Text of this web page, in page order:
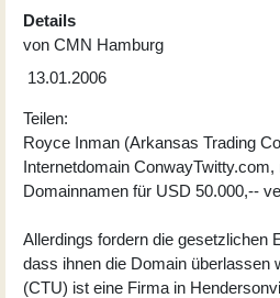
Details
von CMN Hamburg
13.01.2006
Teilen:
Royce Inman (Arkansas Trading
Internetdomain ConwayTwitty.com,
Domainnamen für USD 50.000,--
Allerdings fordern die gesetzlichen
dass ihnen die Domain überlassen
(CTU) ist eine Firma in